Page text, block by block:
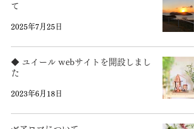
て
2025年7月25日
◆ ユイール webサイトを開設しまし
た
2023年6月18日